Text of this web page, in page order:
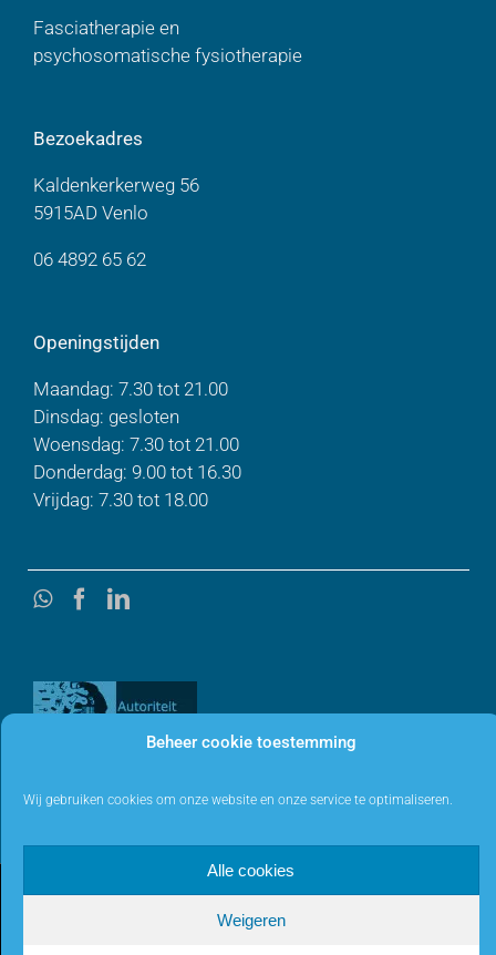
Beheer cookie toestemming
Wij gebruiken cookies om onze website en onze service te optimaliseren.
Alle cookies
Weigeren
Fasciatherapie en
psychosomatische fysiotherapie
Bezoekadres
Kaldenkerkerweg 56
5915AD Venlo
06 4892 65 62
Openingstijden
Maandag: 7.30 tot 21.00
Dinsdag: gesloten
Woensdag: 7.30 tot 21.00
Donderdag: 9.00 tot 16.30
Vrijdag: 7.30 tot 18.00
Ontworpen en gerealiseerd doorAMCLOUT graphic design